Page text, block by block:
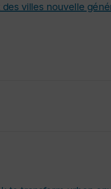
des villes nouvelle